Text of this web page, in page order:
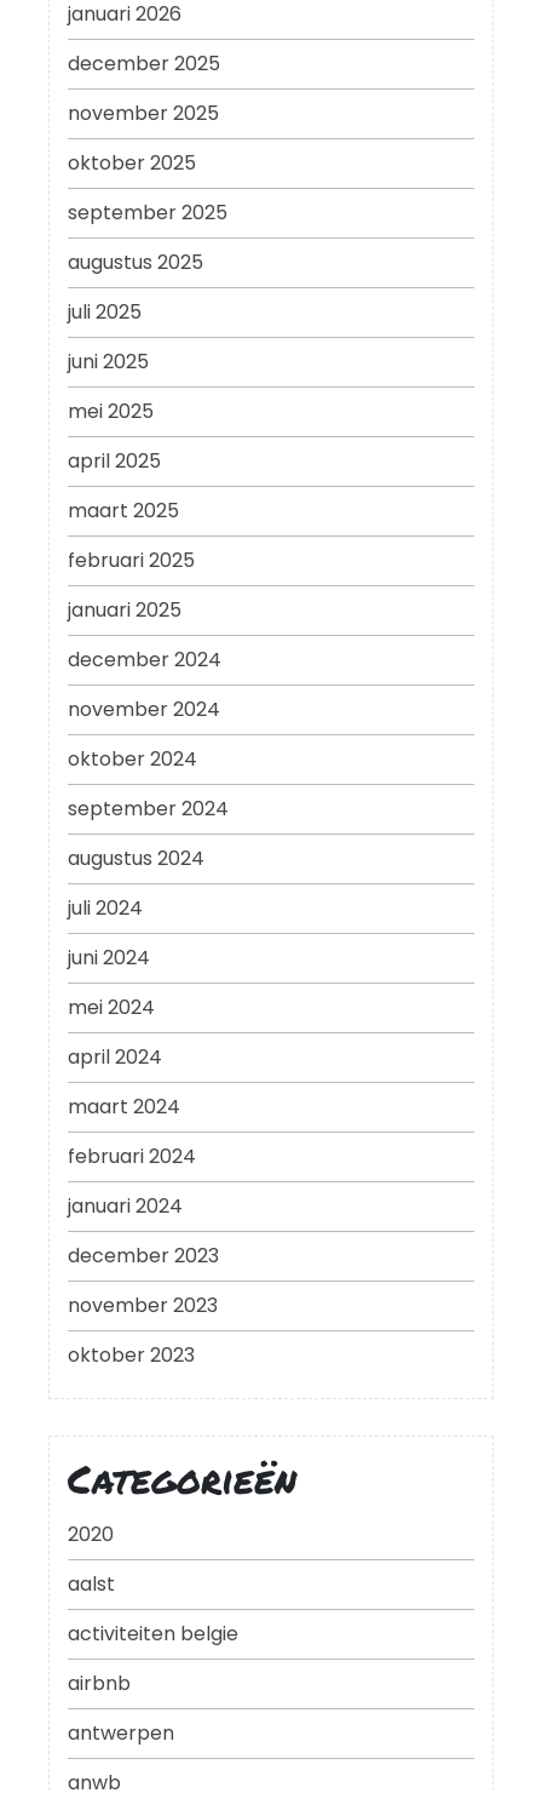
januari 2026
december 2025
november 2025
oktober 2025
september 2025
augustus 2025
juli 2025
juni 2025
mei 2025
april 2025
maart 2025
februari 2025
januari 2025
december 2024
november 2024
oktober 2024
september 2024
augustus 2024
juli 2024
juni 2024
mei 2024
april 2024
maart 2024
februari 2024
januari 2024
december 2023
november 2023
oktober 2023
Categorieën
2020
aalst
activiteiten belgie
airbnb
antwerpen
anwb